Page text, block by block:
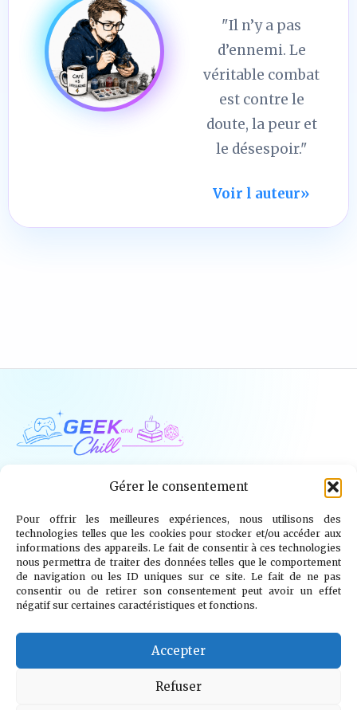
Gérer le consentement
Pour offrir les meilleures expériences, nous utilisons des
technologies telles que les cookies pour stocker et/ou accéder aux
informations des appareils. Le fait de consentir à ces technologies
nous permettra de traiter des données telles que le comportement
de navigation ou les ID uniques sur ce site. Le fait de ne pas
consentir ou de retirer son consentement peut avoir un effet
négatif sur certaines caractéristiques et fonctions.
Accepter
Refuser
"Il n’y a pas
d’ennemi. Le
véritable combat
est contre le
doute, la peur et
le désespoir."
Voir l auteur»
Jeux Vidéo Tech Tabletop Livres
Mangas / BD TV Goodies Kids
Wargames
info@geekandchill.com